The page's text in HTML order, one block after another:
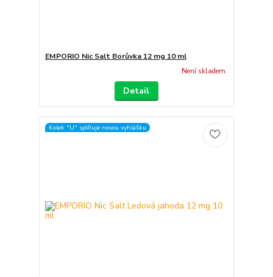
EMPORIO Nic Salt Borůvka 12 mg 10 ml
Není skladem
Detail
Kolek "U" splňuje novou vyhlášku